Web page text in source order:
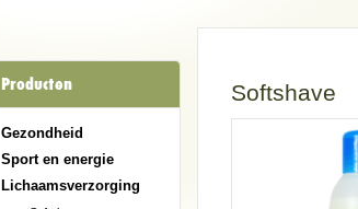
Producten
Gezondheid
Sport en energie
Lichaamsverzorging
Softshave